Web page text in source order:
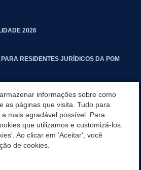
2026
RESIDENTES JURÍDICOS DA PGM
IMOBILIÁRIOS SEINFRA
informações sobre como
as páginas que visita. Tudo para
mais agradável possível. Para
que utilizamos e customizá-los,
Ao clicar em 'Aceitar', você
de cookies.